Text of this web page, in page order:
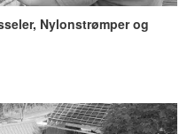
Nylonstrømper og